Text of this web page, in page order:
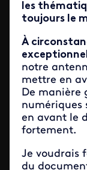
les
toujours le
À
notre
mettre en
De manière
numériques
en avant le
fortement.
Je voudrais
du